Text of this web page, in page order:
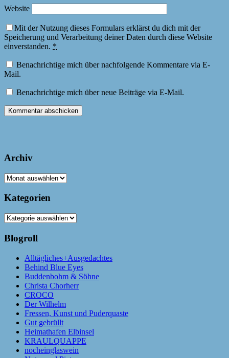
Website
Mit der Nutzung dieses Formulars erklärst du dich mit der
Speicherung und Verarbeitung deiner Daten durch diese Website
einverstanden. *
Benachrichtige mich über nachfolgende Kommentare via E-
Mail.
Benachrichtige mich über neue Beiträge via E-Mail.
Archiv
Archiv
Kategorien
Kategorien
Blogroll
Alltägliches+Ausgedachtes
Behind Blue Eyes
Buddenbohm & Söhne
Christa Chorherr
CROCO
Der Wilhelm
Fressen, Kunst und Puderquaste
Gut gebrüllt
Heimathafen Elbinsel
KRAULQUAPPE
nocheinglaswein